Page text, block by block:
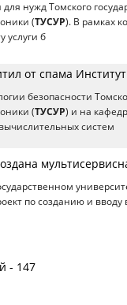
для нужд Томского
(ТУСУР). В рамках
услуги б
от спама
безопасности
(ТУСУР) и на
систем
по созданию и
- 147